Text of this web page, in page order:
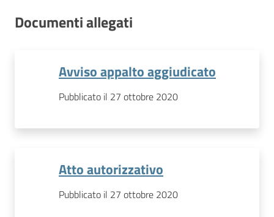
Documenti allegati
Avviso appalto aggiudicato
Pubblicato il 27 ottobre 2020
Atto autorizzativo
Pubblicato il 27 ottobre 2020